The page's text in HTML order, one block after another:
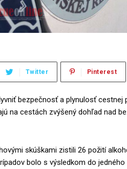
Twitter Pinterest
bezpečnosť a plynulosť cestnej
na cestách zvýšený dohľad nad
skúškami zistili 26 požití
bolo s výsledkom do jedného